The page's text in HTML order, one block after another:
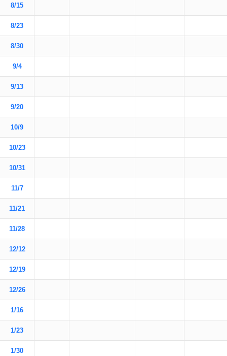
8/15
8/23
8/30
9/4
9/13
9/20
10/9
10/23
10/31
11/7
11/21
11/28
12/12
12/19
12/26
1/16
1/23
1/30